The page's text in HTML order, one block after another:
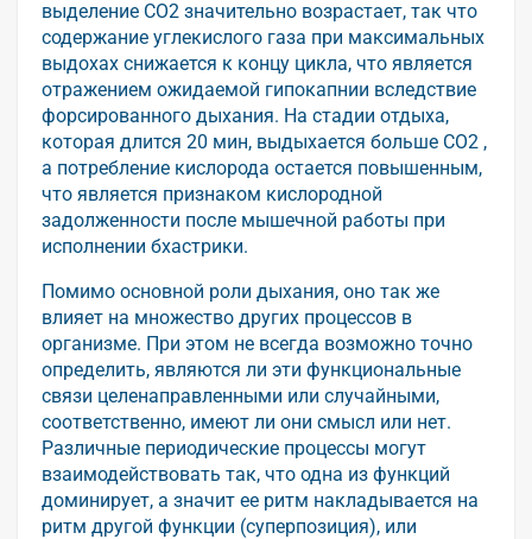
выделение CO2 значительно возрастает, так что
содержание углекислого газа при максимальных
выдохах снижается к концу цикла, что является
отражением ожидаемой гипокапнии вследствие
форсированного дыхания. На стадии отдыха,
которая длится 20 мин, выдыхается больше CO2 ,
а потребление кислорода остается повышенным,
что является признаком кислородной
задолженности после мышечной работы при
исполнении бхастрики.
Помимо основной роли дыхания, оно так же
влияет на множество других процессов в
организме. При этом не всегда возможно точно
определить, являются ли эти функциональные
связи целенаправленными или случайными,
соответственно, имеют ли они смысл или нет.
Различные периодические процессы могут
взаимодействовать так, что одна из функций
доминирует, а значит ее ритм накладывается на
ритм другой функции (суперпозиция), или